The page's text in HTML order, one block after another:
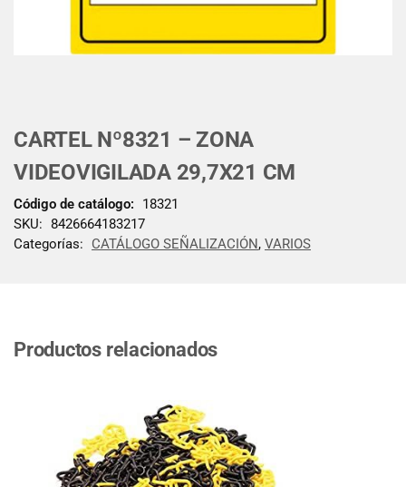
CARTEL Nº8321 – ZONA
VIDEOVIGILADA 29,7X21 CM
Código de catálogo:
18321
SKU: 8426664183217
Categorías:
CATÁLOGO SEÑALIZACIÓN, VARIOS
Productos relacionados